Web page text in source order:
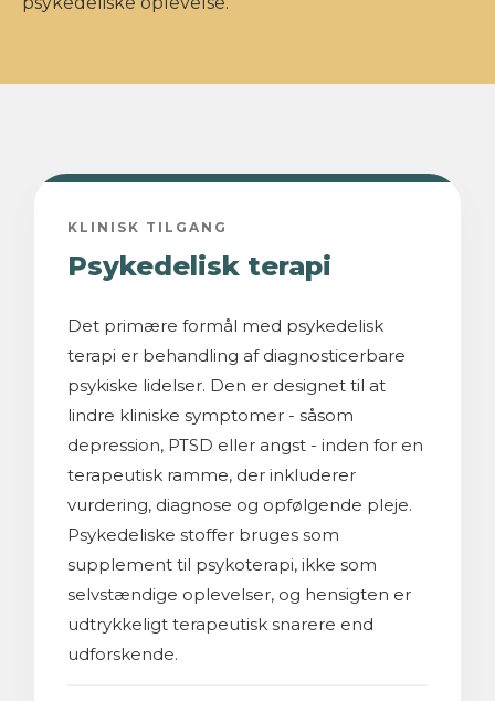
KLINISK TILGANG
Psykedelisk terapi
Det primære formål med psykedelisk
terapi er behandling af diagnosticerbare
psykiske lidelser. Den er designet til at
lindre kliniske symptomer - såsom
depression, PTSD eller angst - inden for en
terapeutisk ramme, der inkluderer
vurdering, diagnose og opfølgende pleje.
Psykedeliske stoffer bruges som
supplement til psykoterapi, ikke som
selvstændige oplevelser, og hensigten er
udtrykkeligt terapeutisk snarere end
udforskende.